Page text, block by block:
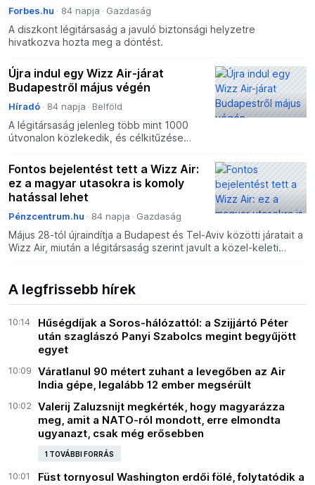
Forbes.hu 84 napja Gazdaság
A diszkont légitársaság a javuló biztonsági helyzetre
hivatkozva hozta meg a döntést.
Újra indul egy Wizz Air-járat
Budapestről május végén
Híradó 84 napja Belföld
A légitársaság jelenleg több mint 1000
útvonalon közlekedik, és célkitűzése
szállít hálózatán.
Fontos bejelentést tett a Wizz Air:
ez a magyar utasokra is komoly
hatással lehet
Pénzcentrum.hu 84 napja Gazdaság
Május 28-tól újraindítja a Budapest és Tel-Aviv közötti járatait a
Wizz Air, miután a légitársaság szerint javult a közel-keleti
A legfrissebb hírek
10:14
Hűségdíjak a Soros-hálózattól: a Szijjártó Péter
után szaglászó Panyi Szabolcs megint begyűjött
egyet
10:09
Váratlanul 90 métert zuhant a levegőben az Air
India gépe, legalább 12 ember megsérült
10:02
Valerij Zaluzsnijt megkérték, hogy magyarázza
meg, amit a NATO-ról mondott, erre elmondta
ugyanazt, csak még erősebben
1 TOVÁBBI FORRÁS
10:01
Füst tornyosul Washington erdői fölé, folytatódik a